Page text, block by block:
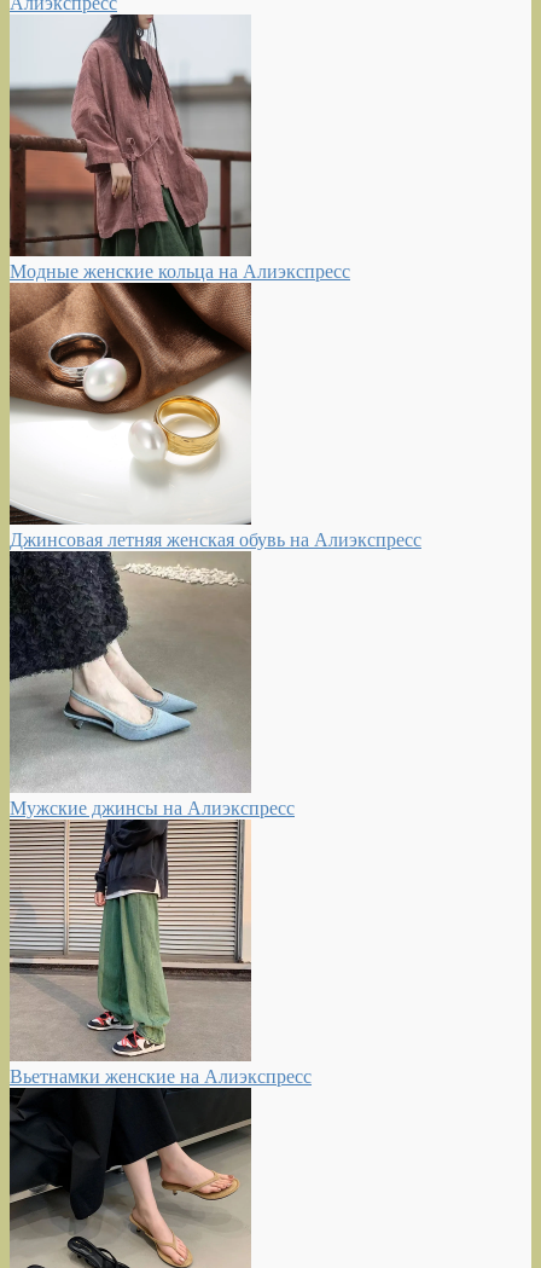
Модные женские кольца на Алиэкспресс
Джинсовая летняя женская обувь на Алиэкспресс
Мужские джинсы на Алиэкспресс
Вьетнамки женские на Алиэкспресс